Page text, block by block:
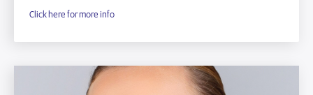
Click here for more info